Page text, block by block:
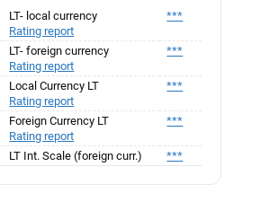
LT- local currency
Rating report
***
LT- foreign currency
Rating report
***
Local Currency LT
Rating report
***
Foreign Currency LT
Rating report
***
LT Int. Scale (foreign curr.) ***